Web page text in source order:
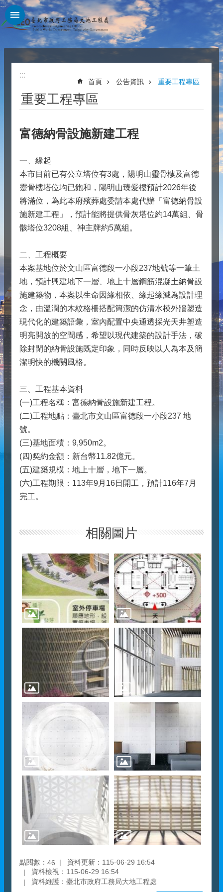
跳到主要內容區塊
:::
:::
首頁 公告資訊 重要工程專區
重要工程專區
富德納骨設施新建工程
一、緣起
本市目前已有公立塔位有3處，陽明山靈骨樓及富德
靈骨樓塔位均已飽和，陽明山臻愛樓預計2026年後
將滿位，為此本府殯葬處委請本處代辦「富德納骨設
施新建工程」，預計能將提供骨灰塔位約14萬組、骨
骸塔位3208組、神主牌約5萬組。
二、工程概要
本案基地位於文山區富德段一小段237地號等一筆土
地，預計興建地下一層、地上十層鋼筋混凝土納骨設
施建築物，本案以生命因緣相依、緣起緣滅為設計理
念，由溫潤的木紋格柵搭配簡潔的仿清水模外牆塑造
現代化的建築語彙，室內配置中央通透採光天井塑造
明亮開放的空間感，希望以現代建築的設計手法，破
除封閉的納骨設施既定印象，同時反映以人為本及簡
潔明快的機關風格。
三、工程基本資料
(一)工程名稱：富德納骨設施新建工程。
(二)工程地點：臺北市文山區富德段一小段237 地
號。
(三)基地面積：9,950m2。
(四)契約金額：新台幣11.82億元。
(五)建築規模：地上十層，地下一層。
(六)工程期限：113年9月16日開工，預計116年7月
完工。
相關圖片
點閱數： 46
資料更新：115-06-29 16:54
資料檢視：115-06-29 16:54
資料維護：臺北市政府工務局大地工程處